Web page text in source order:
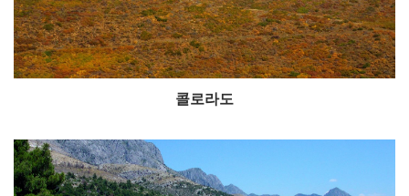
콜로라도